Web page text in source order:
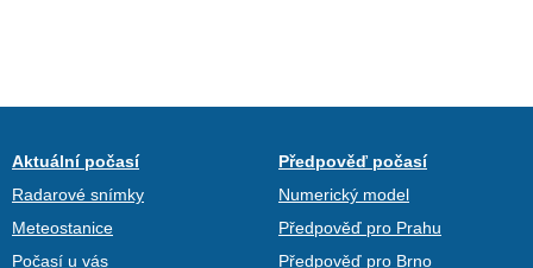
Aktuální počasí
Radarové snímky
Meteostanice
Počasí u vás
Předpověď počasí
Numerický model
Předpověď pro Prahu
Předpověď pro Brno